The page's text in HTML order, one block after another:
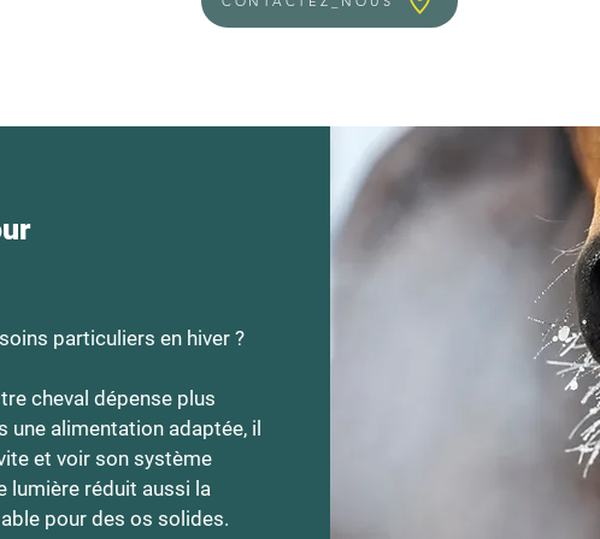
particuliers en hiver ?
cheval dépense plus
une alimentation adaptée, il
et voir son système
lumière réduit aussi la
pour des os solides.